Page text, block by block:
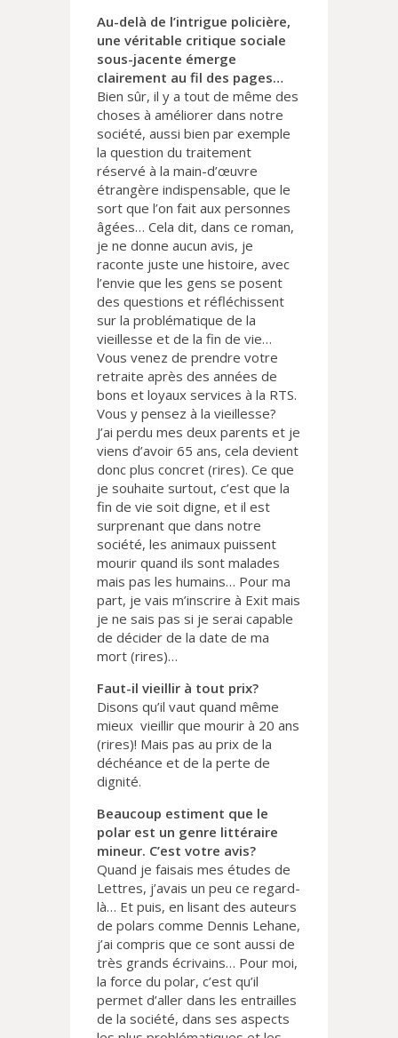
Au-delà de l’intrigue policière,
une véritable critique sociale
sous-jacente émerge
clairement au fil des pages…
Bien sûr, il y a tout de même des
choses à améliorer dans notre
société, aussi bien par exemple
la question du traitement
réservé à la main-d’œuvre
étrangère indispensable, que le
sort que l’on fait aux personnes
âgées… Cela dit, dans ce roman,
je ne donne aucun avis, je
raconte juste une histoire, avec
l’envie que les gens se posent
des questions et réfléchissent
sur la problématique de la
vieillesse et de la fin de vie…
Vous venez de prendre votre
retraite après des années de
bons et loyaux services à la RTS.
Vous y pensez à la vieillesse?
J’ai perdu mes deux parents et je
viens d’avoir 65 ans, cela devient
donc plus concret (rires). Ce que
je souhaite surtout, c’est que la
fin de vie soit digne, et il est
surprenant que dans notre
société, les animaux puissent
mourir quand ils sont malades
mais pas les humains… Pour ma
part, je vais m’inscrire à Exit mais
je ne sais pas si je serai capable
de décider de la date de ma
mort (rires)…
Faut-il vieillir à tout prix?
Disons qu’il vaut quand même
mieux vieillir que mourir à 20 ans
(rires)! Mais pas au prix de la
déchéance et de la perte de
dignité.
Beaucoup estiment que le
polar est un genre littéraire
mineur. C’est votre avis?
Quand je faisais mes études de
Lettres, j’avais un peu ce regard-
là… Et puis, en lisant des auteurs
de polars comme Dennis Lehane,
j’ai compris que ce sont aussi de
très grands écrivains… Pour moi,
la force du polar, c’est qu’il
permet d’aller dans les entrailles
de la société, dans ses aspects